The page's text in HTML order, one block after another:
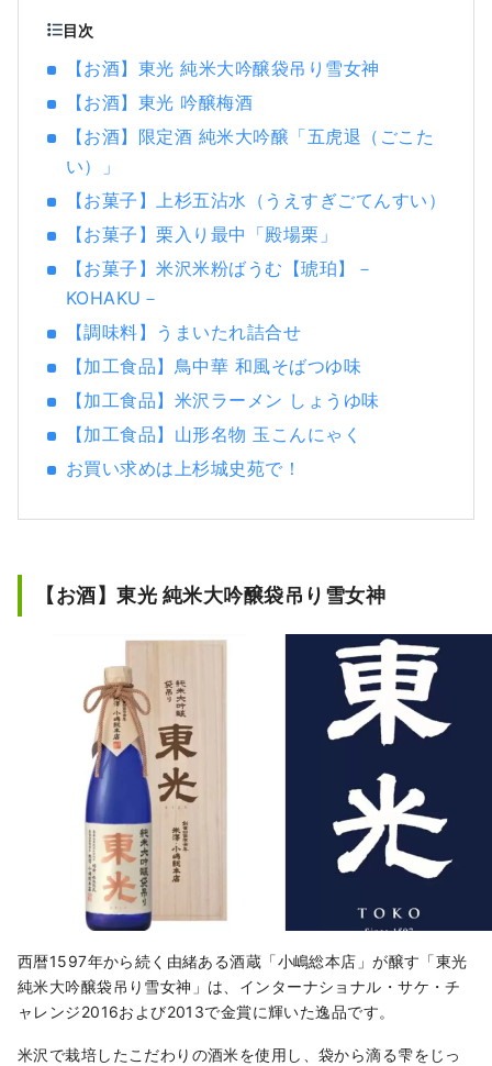
目次
【お酒】東光 純米大吟醸袋吊り雪女神
【お酒】東光 吟醸梅酒
【お酒】限定酒 純米大吟醸「五虎退（ごこた
い）」
【お菓子】上杉五沾水（うえすぎごてんすい）
【お菓子】栗入り最中「殿場栗」
【お菓子】米沢米粉ばうむ【琥珀】－
KOHAKU－
【調味料】うまいたれ詰合せ
【加工食品】鳥中華 和風そばつゆ味
【加工食品】米沢ラーメン しょうゆ味
【加工食品】山形名物 玉こんにゃく
お買い求めは上杉城史苑で！
【お酒】東光 純米大吟醸袋吊り雪女神
西暦1597年から続く由緒ある酒蔵「小嶋総本店」が醸す「東光
純米大吟醸袋吊り雪女神」は、インターナショナル・サケ・チ
ャレンジ2016および2013で金賞に輝いた逸品です。
米沢で栽培したこだわりの酒米を使用し、袋から滴る雫をじっ